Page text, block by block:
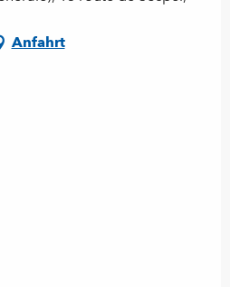
Anfahrt